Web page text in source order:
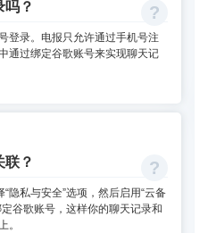
吗？
登录。电报只允许通过手机号注
通过绑定谷歌账号来实现聊天记
联？
隐私与安全”选项，然后启用“云备
谷歌账号，这样你的聊天记录和
。